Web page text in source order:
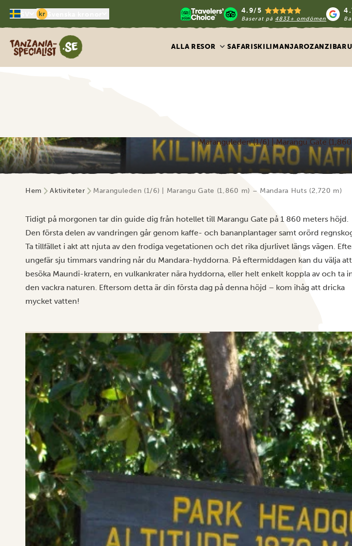
kr 4.9/5
Baserat på 4833+ omdömen
Tanzania Specialist
ALLA RESOR SAFARISKILIMANJAROZANZIBAR
Maranguleden (1/6) | Marangu Gate
Hem Aktiviteter Maranguleden (1/6) | Marangu Gate (1,860 m) – Mandara Huts (2,720 m)
Tidigt på morgonen tar din guide dig från hotellet till Marangu Gate på 1 860 meters höjd.
Den första delen av vandringen går genom kaffe- och bananplantager samt orörd
Ta tillfället i akt att njuta av den frodiga vegetationen och det rika djurlivet längs vägen.
ungefär sju timmars vandring når du Mandara-hyddorna. På eftermiddagen kan du välja att
besöka Maundi-kratern, en vulkankrater nära hyddorna, eller helt enkelt koppla av och ta
den vackra naturen. Eftersom detta är din första dag på denna höjd – kom ihåg att dricka
mycket vatten!